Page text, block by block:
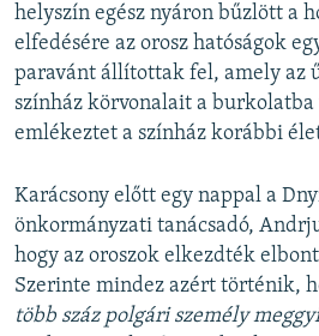
helyszín egész nyáron bűzlött a
elfedésére az orosz hatóságok
paravánt állítottak fel, amely az
színház körvonalait a
emlékeztet a színház korábbi
Karácsony előtt egy nappal a
önkormányzati tanácsadó,
hogy az oroszok elkezdték
Szerinte mindez azért történik,
több száz polgári személy